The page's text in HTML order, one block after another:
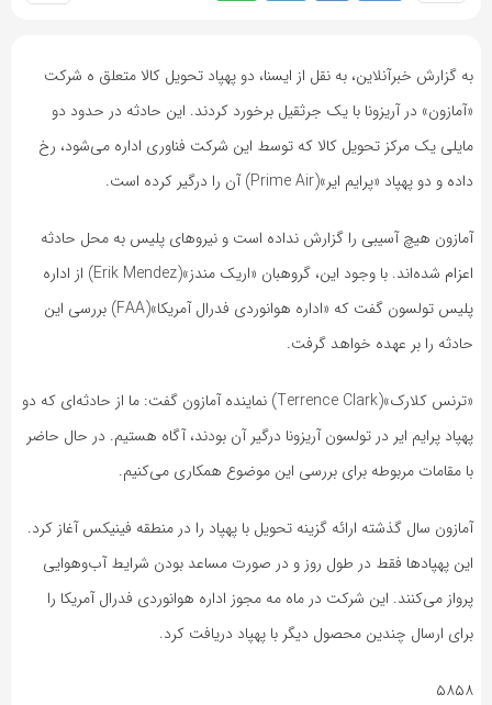
به گزارش خبرآنلاین، به نقل از ایسنا، دو پهپاد تحویل کالا متعلق ه شرکت
«آمازون» در آریزونا با یک جرثقیل برخورد کردند. این حادثه در حدود دو
مایلی یک مرکز تحویل کالا که توسط این شرکت فناوری اداره می‌شود، رخ
داده و دو پهپاد «پرایم ایر»(Prime Air) آن را درگیر کرده است.
آمازون هیچ آسیبی را گزارش نداده است و نیروهای پلیس به محل حادثه
اعزام شده‌اند. با وجود این، گروهبان «اریک مندز»(Erik Mendez) از اداره
پلیس تولسون گفت که «اداره هوانوردی فدرال آمریکا»(FAA) بررسی این
حادثه را بر عهده خواهد گرفت.
«ترنس کلارک»(Terrence Clark) نماینده آمازون گفت: ما از حادثه‌ای که دو
پهپاد پرایم ایر در تولسون آریزونا درگیر آن بودند، آگاه هستیم. در حال حاضر
با مقامات مربوطه برای بررسی این موضوع همکاری می‌کنیم.
آمازون سال گذشته ارائه گزینه تحویل با پهپاد را در منطقه فینیکس آغاز کرد.
این پهپادها فقط در طول روز و در صورت مساعد بودن شرایط آب‌وهوایی
پرواز می‌کنند. این شرکت در ماه مه مجوز اداره هوانوردی فدرال آمریکا را
برای ارسال چندین محصول دیگر با پهپاد دریافت کرد.
۵۸۵۸